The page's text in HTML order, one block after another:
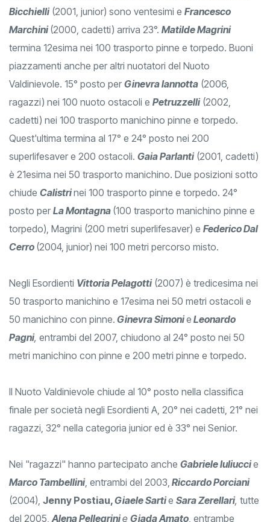
Bicchielli(2001, junior) sono ventesimi e Francesco
Marchini (2000, cadetti) arriva 23°. Matilde Magrini
termina 12esima nei 100 trasporto pinne e torpedo. Buoni
piazzamenti anche per altri nuotatori del Nuoto
Valdinievole. 15° posto per Ginevra Iannotta (2006,
ragazzi) nei 100 nuoto ostacoli e Petruzzelli(2002,
cadetti) nei 100 trasporto manichino pinne e torpedo.
Quest'ultima termina al 17° e 24° posto nei 200
superlifesaver e 200 ostacoli. Gaia Parlanti (2001, cadetti)
è 21esima nei 50 trasporto manichino. Due posizioni sotto
chiude Calistrinei 100 trasporto pinne e torpedo. 24°
posto per La Montagna (100 trasporto manichino pinne e
torpedo), Magrini (200 metri superlifesaver) e Federico Dal
Cerro (2004, junior) nei 100 metri percorso misto.
Negli Esordienti Vittoria Pelagotti(2007) è tredicesima nei
50 trasporto manichino e 17esima nei 50 metri ostacoli e
50 manichino con pinne. Ginevra Simonie Leonardo
Pagni, entrambi del 2007, chiudono al 24° posto nei 50
metri manichino con pinne e 200 metri pinne e torpedo.
Il Nuoto Valdinievole chiude al 10° posto nella classifica
finale per società negli Esordienti A, 20° nei cadetti, 21° nei
ragazzi, 32° nella categoria junior ed è 33° nei Senior.
Nei "ragazzi" hanno partecipato anche Gabriele Iuliuccie
Marco Tambellini, entrambi del 2003, Riccardo Porciani
(2004), Jenny Postiau,Giaele Sartie Sara Zerellari, tutte
del 2005, Alena Pellegrinie Giada Amato , entrambe